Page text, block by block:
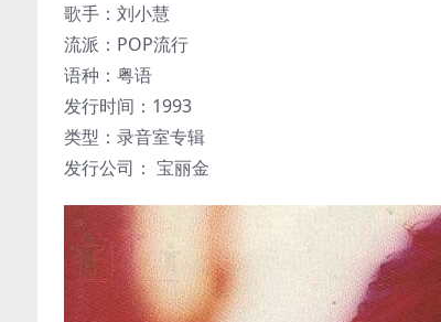
歌手：刘小慧
流派：POP流行
语种：粤语
发行时间：1993
类型：录音室专辑
发行公司： 宝丽金